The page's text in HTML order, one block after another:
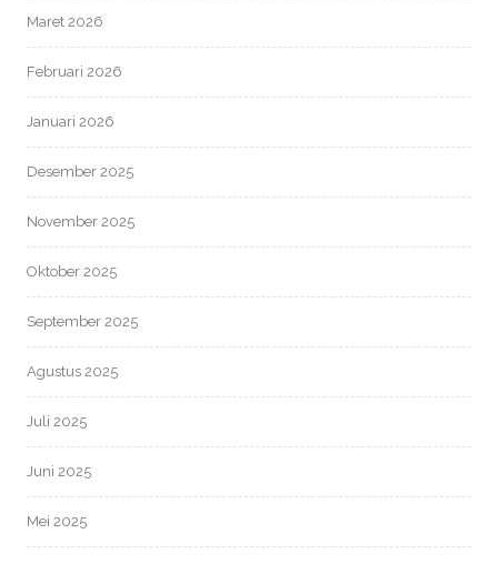
Maret 2026
Februari 2026
Januari 2026
Desember 2025
November 2025
Oktober 2025
September 2025
Agustus 2025
Juli 2025
Juni 2025
Mei 2025